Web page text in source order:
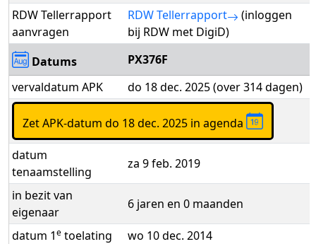
RDW Tellerrapport
aanvragen
RDW Tellerrapport
(inloggen
bij RDW met DigiD)
Datums
PX376F
vervaldatum APK
do 18 dec. 2025 (over 314 dagen)
Zet APK-datum do 18 dec. 2025 in agenda
datum
tenaamstelling
za 9 feb. 2019
in bezit van
eigenaar
6 jaren en 0 maanden
datum 1e toelating
wo 10 dec. 2014